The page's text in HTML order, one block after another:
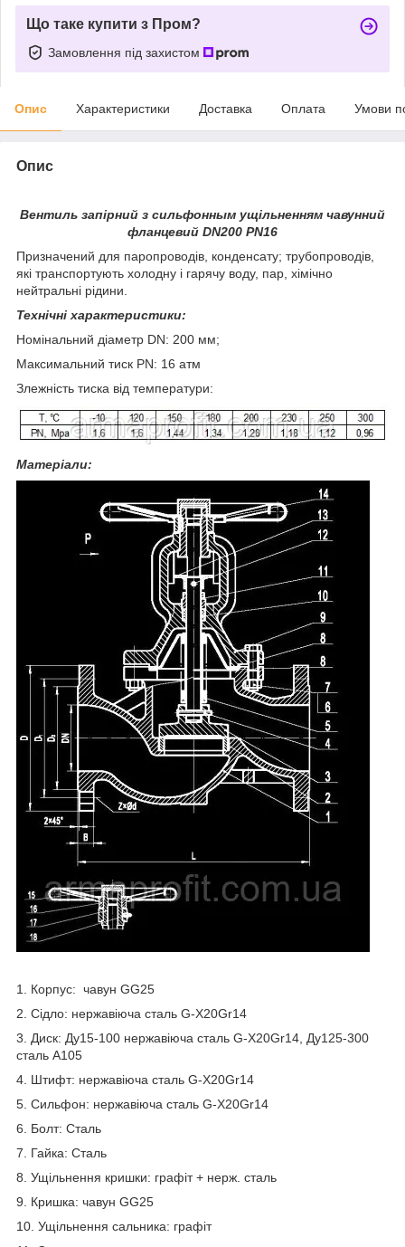
Що таке купити з Пром?
Замовлення під захистом
Опис Характеристики Доставка Оплата Умови
Опис
Вентиль запірний з сильфонным ущільненням чавунний
фланцевий DN200 PN16
Призначений для паропроводів, конденсату; трубопроводів,
які транспортують холодну і гарячу воду, пар, хімічно
нейтральні рідини.
Технічні характеристики:
Номінальний діаметр DN: 200 мм;
Максимальний тиск PN: 16 атм
Злежність тиска від температури:
Матеріали:
1. Корпус: чавун GG25
2. Сідло: нержавіюча сталь G-X20Gr14
3. Диск: Ду15-100 нержавіюча сталь G-X20Gr14, Ду125-300
сталь А105
4. Штифт: нержавіюча сталь G-X20Gr14
5. Сильфон: нержавіюча сталь G-X20Gr14
6. Болт: Сталь
7. Гайка: Сталь
8. Ущільнення кришки: графіт + нерж. сталь
9. Кришка: чавун GG25
10. Ущільнення сальника: графіт